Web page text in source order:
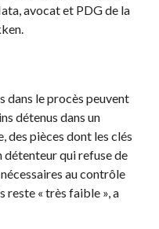
avocat et PDG de la
dans le procès peuvent
détenus dans un
pièces dont les clés
détenteur qui refuse de
au contrôle
reste « très faible », a